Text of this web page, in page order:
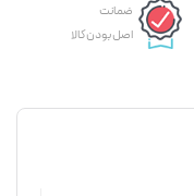
ضمانت
اصل بودن کالا